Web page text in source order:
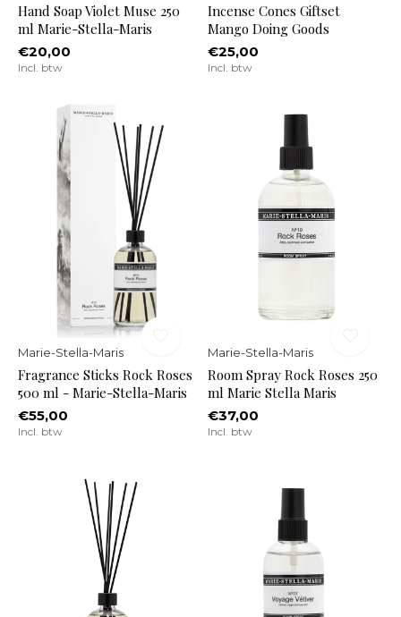
Hand Soap Violet Muse 250
ml Marie-Stella-Maris
€20,00
Incl. btw
Incense Cones Giftset
Mango Doing Goods
€25,00
Incl. btw
Marie-Stella-Maris
Fragrance Sticks Rock Roses
500 ml - Marie-Stella-Maris
€55,00
Incl. btw
Marie-Stella-Maris
Room Spray Rock Roses 250
ml Marie Stella Maris
€37,00
Incl. btw